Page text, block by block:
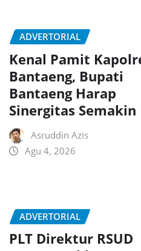
ADVERTORIAL
Kenal Pamit
Bantaeng, Bupati
Bantaeng Harap
Sinergitas Semakin
Asruddin Azis
Agu 4, 2026
ADVERTORIAL
PLT Direktur RSUD